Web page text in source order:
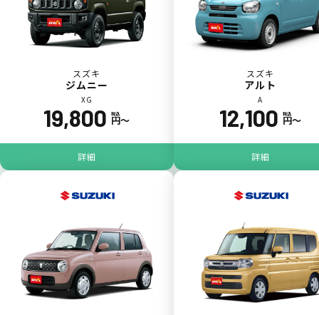
ガラス破損
落書き
バンパー
破損
スズキ
ジムニー
XG
19,800 税込
円〜
詳細
スズキ
アルト
A
12,100 税込
円〜
詳細